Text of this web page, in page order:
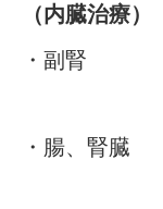
（内臓治療）
・副腎
・腸、腎臓